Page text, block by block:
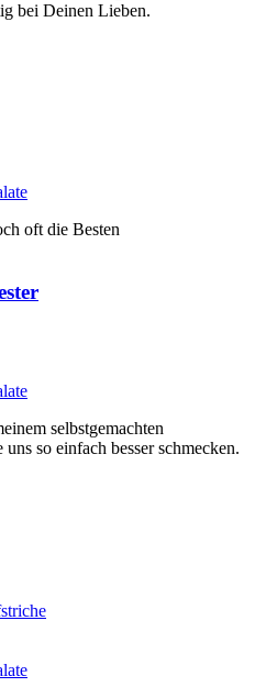
bei Deinen Lieben.
oft die Besten
selbstgemachten
so einfach besser schmecken.